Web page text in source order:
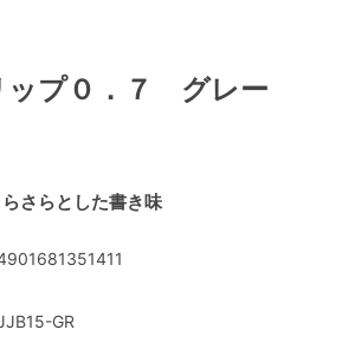
さらとした書き味
ップ０．７ グレー
GR